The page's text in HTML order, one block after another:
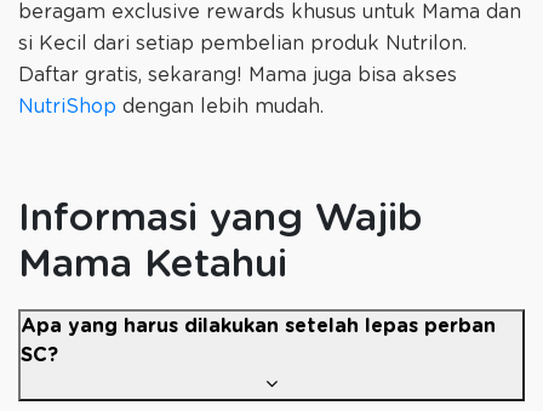
beragam exclusive rewards khusus untuk Mama dan
si Kecil dari setiap pembelian produk Nutrilon.
Daftar gratis, sekarang! Mama juga bisa akses
NutriShop dengan lebih mudah.
Informasi yang Wajib
Mama Ketahui
Apa yang harus dilakukan setelah lepas perban
SC?